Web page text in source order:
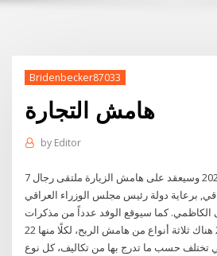
Bridenbecker87033
هامش التجارة
by Editor
7 كانون الأول (ديسمبر) 2020 وسيعقد على هامش الزيارة ملتقى رجال
برعاية دولة رئيس مجلس الوزراء العراقي
22 أيلول (سبتمبر) 2019 هناك ثلاثة أنواع من هامش الربح، لكلًا منها
تختلف حسب ما تدرج بها من تكاليف، كل نوع